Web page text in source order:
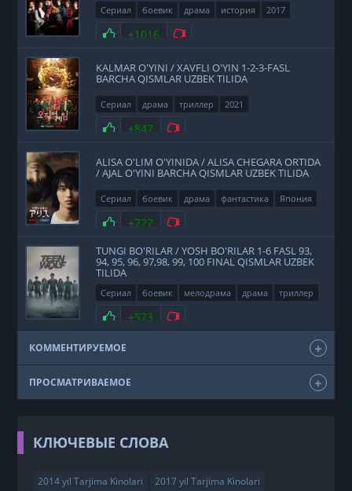
Сериал боевик драма история 2017
Нравится
+1016 Не нравится
KALMAR O'YINI / XAVFLI O'YIN 1-2-3-FASL
BARCHA QISMLAR UZBEK TILIDA
Сериал драма триллер 2021
Нравится
+847 Не нравится
ALISA O'LIM O'YINIDA / ALISA CHEGARA ORTIDA
/ AJAL O'YINI BARCHA QISMLAR UZBEK TILIDA
Сериал боевик драма фантастика
Япония
2020
Нравится
+727 Не нравится
TUNGI BO'RILAR / YOSH BO'RILAR 1-6 FASL 93,
94, 95, 96, 97,98, 99, 100 FINAL QISMLAR UZBEK
TILIDA
Сериал боевик мелодрама драма
триллер
фэнтези
США 2011
Нравится
+573 Не нравится
КОММЕНТИРУЕМОЕ
ПРОСМАТРИВАЕМОЕ
КЛЮЧЕВЫЕ СЛОВА
2014 yil Tarjima Kinolari
2017 yil Tarjima Kinolari